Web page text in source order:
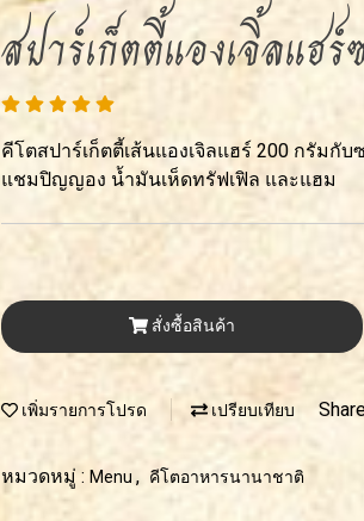
สปาร์เก็ตตี้แองเจิ้ลแฮ
คีโตสปาร์เก็ตตี้เส้นแองเจิลแฮร์ 200 กรัมกั
แชมปิญญอง น้ำมันเห็ดทรัฟเฟิล และแฮม
สั่งซื้อสินค้า
เพิ่มรายการโปรด เปรียบเทียบ
หมวดหมู่ : Menu , คีโตอาหารนานาชาติ